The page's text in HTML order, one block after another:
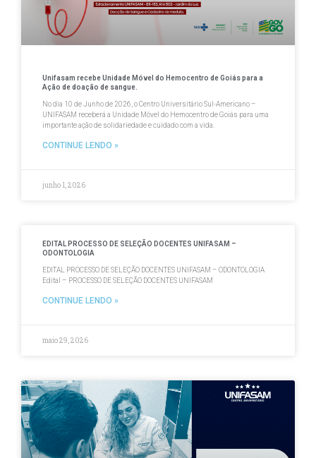
Unifasam recebe Unidade Móvel do Hemocentro de Goiás para a
Ação de doação de sangue.
No dia 10 de Junho de 2026, o Centro Universitário Sul-Americano –
UNIFASAM receberá a Unidade Móvel do Hemocentro de Goiás para uma
importante ação de solidariedade e cuidado com a vida.
CONTINUE LENDO »
junho 1, 2026
EDITAL PROCESSO DE SELEÇÃO DOCENTES UNIFASAM –
ODONTOLOGIA
EDITAL PROCESSO DE SELEÇÃO DOCENTES UNIFASAM – ODONTOLOGIA
Edital – PROCESSO DE SELEÇÃO DOCENTES UNIFASAM
CONTINUE LENDO »
maio 29, 2026